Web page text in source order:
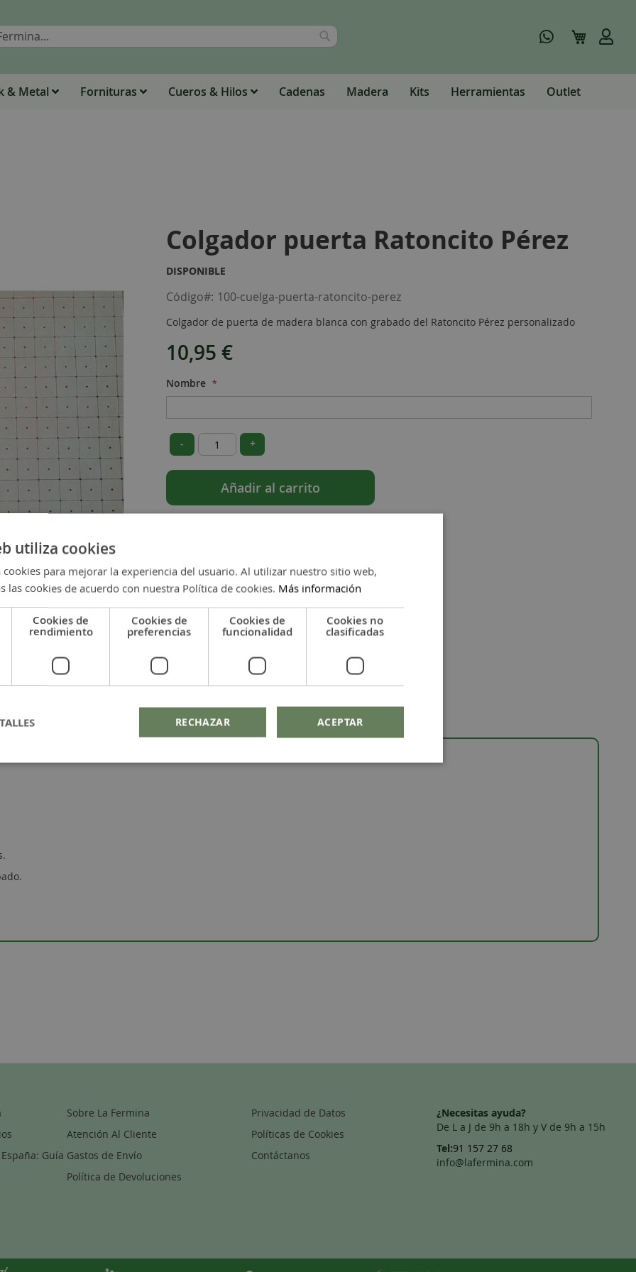
Buscar
Buscar Mi carrito
& Metal Fornituras Cueros & Hilos Cadenas Madera Kits Herramientas Outlet
Colgador puerta Ratoncito Pérez
DISPONIBLE
Código 100-cuelga-puerta-ratoncito-perez
Colgador de puerta de madera blanca con grabado del Ratoncito Pérez personalizado
10,95 €
Nombre
- +
Añadir al carrito
Guía
Sobre La Fermina
Atención Al Cliente
Gastos de Envío
Política de Devoluciones
Privacidad de Datos
Políticas de Cookies
Contáctanos
¿Necesitas ayuda?
De L a J de 9h a 18h y V de 9h a 15h
Tel:91 157 27 68
info@lafermina.com
utiliza cookies
cookies para mejorar la experiencia del usuario. Al utilizar nuestro sitio web,
las cookies de acuerdo con nuestra Política de cookies. Más información
Cookies de
rendimiento
Cookies de
preferencias
Cookies de
funcionalidad
Cookies no
clasificadas
ACEPTAR
RECHAZAR